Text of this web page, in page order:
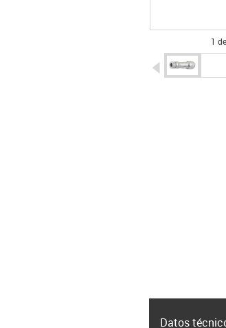
1
igus-icon-
Datos